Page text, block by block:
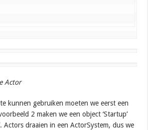
Actor
kunnen gebruiken moeten we eerst een
2 maken we een object ‘Startup’
Actors draaien in een ActorSystem, dus we